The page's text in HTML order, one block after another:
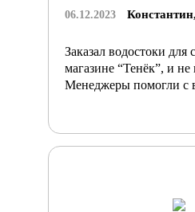
06.12.2023
Заказал водостоки для
магазине “Тенёк”, и не
Менеджеры помогли с